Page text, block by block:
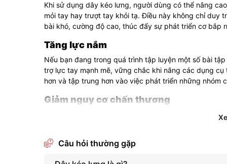
Khi sử dụng dây kéo lưng, người dùng có thể nâng
mỏi tay hay trượt tay khỏi tạ. Điều này không chỉ duy
bài khó, cường độ cao, thúc đẩy sự phát triển cơ bắp
Tăng lực nắm
Nếu bạn đang trong quá trình tập luyện một số bài
trợ lực tay mạnh mẽ, vững chắc khi nâng các dụng
hơn và tập trung hơn vào việc phát triển những nhóm
Giảm nguy cơ chấn thương
Sử dụng dây kéo lưng sẽ giúp bạn tránh khỏi các
thương.Câu hỏi thường gặp